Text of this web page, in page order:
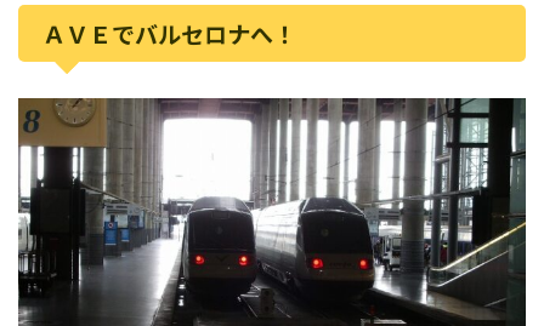
ＡＶＥでバルセロナへ！